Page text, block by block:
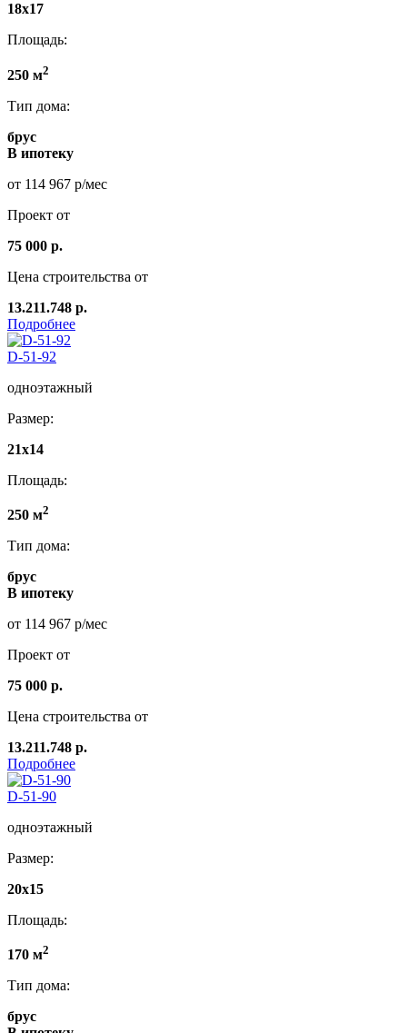
18х17
Площадь:
250 м2
Тип дома:
брус
В ипотеку
от 114 967 р/мес
Проект от
75 000 р.
Цена строительства от
13.211.748 р.
Подробнее
D-51-92
одноэтажный
Размер:
21х14
Площадь:
250 м2
Тип дома:
брус
В ипотеку
от 114 967 р/мес
Проект от
75 000 р.
Цена строительства от
13.211.748 р.
Подробнее
D-51-90
одноэтажный
Размер:
20х15
Площадь:
170 м2
Тип дома:
брус